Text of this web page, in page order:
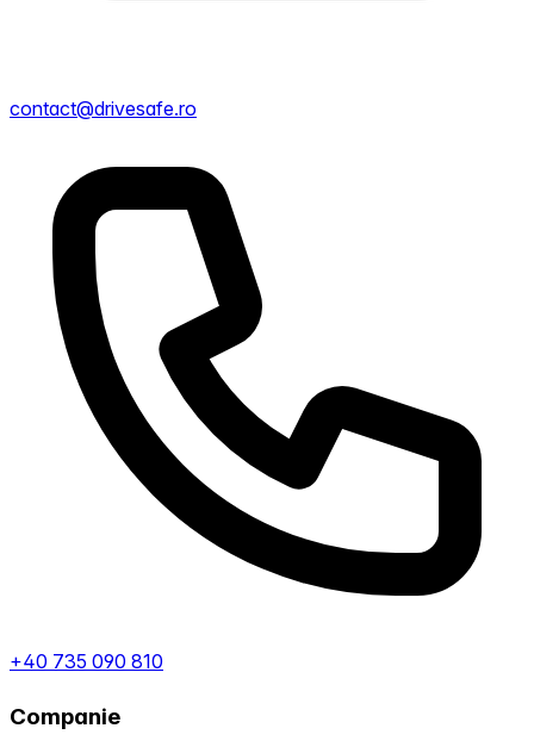
contact@drivesafe.ro
+40 735 090 810
Companie